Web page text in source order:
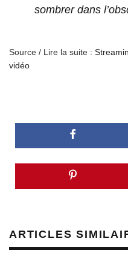
sombrer dans
Source / Lire la suite :
vidéo
ARTICLES